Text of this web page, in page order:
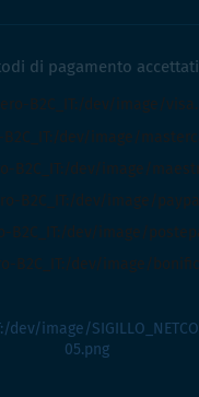
di pagamento accettati